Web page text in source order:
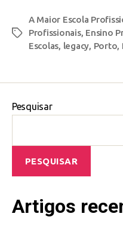
A Maior Escola
Profissionais, Ensino
Escolas, legacy, Porto,
Pesquisar
PESQUISAR
Artigos